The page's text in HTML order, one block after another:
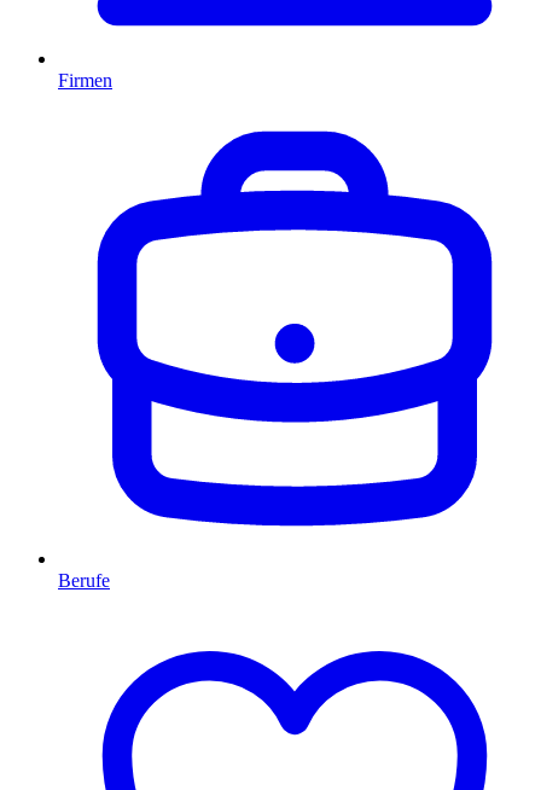
Firmen
Berufe